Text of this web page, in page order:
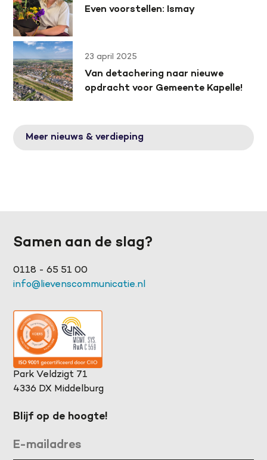
Even voorstellen: Ismay
23 april 2025
Van detachering naar nieuwe
opdracht voor Gemeente Kapelle!
Meer nieuws & verdieping
Samen aan de slag?
0118 - 65 51 00
info@lievenscommunicatie.nl
Park Veldzigt 71
4336 DX Middelburg
Blijf op de hoogte!